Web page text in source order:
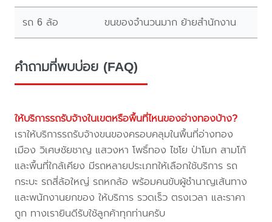
รถ 6 ล้อ ขนของจำนวนมาก ย้ายสำนักงาน
คำถามที่พบบ่อย (FAQ)
ให้บริการรถรับจ้างในเขตหรือพื้นที่ไหนของอ่างทองบ้าง?
เราให้บริการรถรับจ้างขนของครอบคลุมในพื้นที่อ่างทอง
เมือง วิเศษชัยชาญ แสวงหา โพธิ์ทอง ไชโย ป่าโมก สามโก้
และพื้นที่ใกล้เคียง มีรถหลายประเภทให้เลือกใช้บริการ รถ
กระบะ รถสี่ล้อใหญ่ รถหกล้อ พร้อมคนขับผู้ชำนาญเส้นทาง
และพนักงานยกของ ให้บริการ รวดเร็ว ตรงเวลา และราคา
ถูก ทางเรายินดีรับใช้ลูกค้าทุกท่านครับ